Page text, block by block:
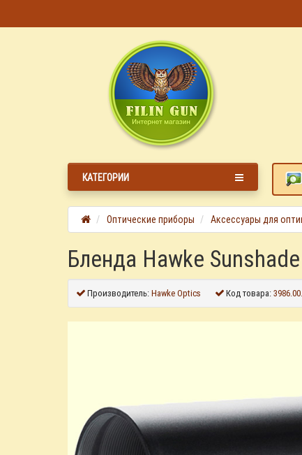
КАТЕГОРИИ
Оптические приборы Аксессуары для
Бленда Hawke
Производитель:Hawke Optics Код товара: